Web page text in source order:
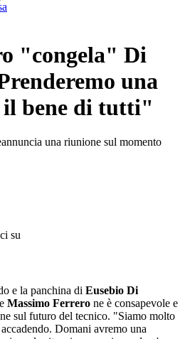
"congela" Di
una
il bene di tutti"
una riunione sul momento
su
e la panchina di Eusebio Di
Massimo Ferrero ne è consapevole e
sul futuro del tecnico. "Siamo molto
Domani avremo una